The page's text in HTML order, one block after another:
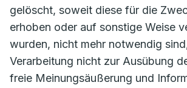
gelöscht, soweit diese für die
erhoben oder auf sonstige Weise
wurden, nicht mehr notwendig
Verarbeitung nicht zur Ausübung
freie Meinungsäußerung und